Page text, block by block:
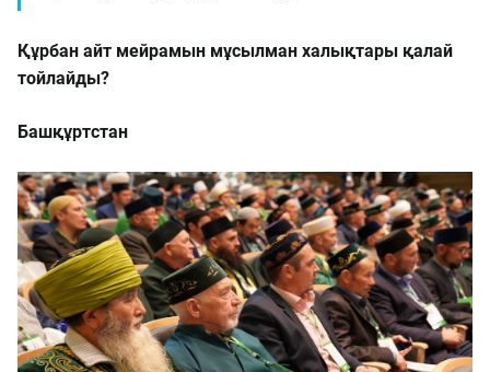
Құрбан айт мейрамын мұсылман халықтары қалай
тойлайды?
Башқұртстан